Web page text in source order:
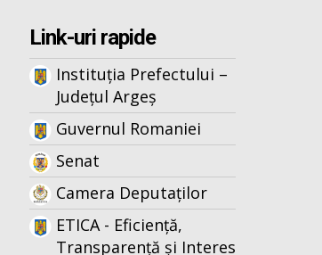
Link-uri rapide
Instituția Prefectului –
Județul Argeș
Guvernul Romaniei
Senat
Camera Deputaților
ETICA - Eficiență,
Transparență și Interes